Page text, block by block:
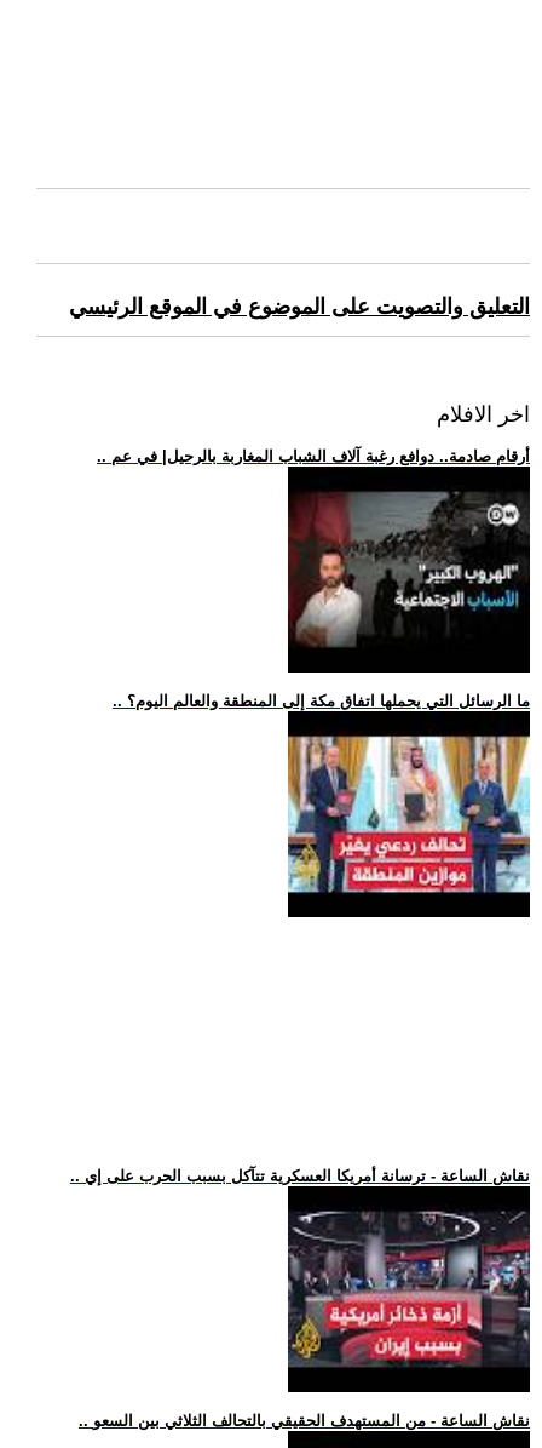
التعليق والتصويت على الموضوع في الموقع الرئيسي
اخر الافلام
.. أرقام صادمة.. دوافع رغبة آلاف الشباب المغاربة بالرحيل| في عم
.. ما الرسائل التي يحملها اتفاق مكة إلى المنطقة والعالم اليوم؟
.. نقاش الساعة - ترسانة أمريكا العسكرية تتآكل بسبب الحرب على إي
.. نقاش الساعة - من المستهدف الحقيقي بالتحالف الثلاثي بين السعو